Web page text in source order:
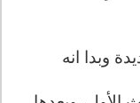
وبدا انه